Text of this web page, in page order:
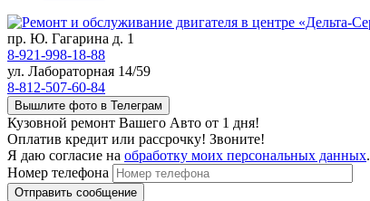
пр. Ю. Гагарина д. 1
8-921-998-18-88
ул. Лабораторная 14/59
8-812-507-60-84
Вышлите фото в Телеграм
Кузовной ремонт Вашего Авто от 1 дня!
Оплатив кредит или рассрочку! Звоните!
Я даю согласие на обработку моих персональных данных.
Номер телефона